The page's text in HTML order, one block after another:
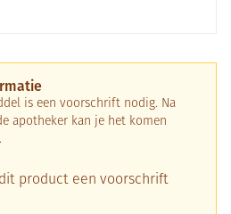
is een voorschrift nodig. Na
apotheker kan je het komen
product een voorschrift